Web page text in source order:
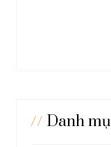
// Danh